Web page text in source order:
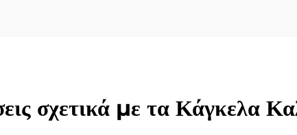
σχετικά με τα Κάγκελα